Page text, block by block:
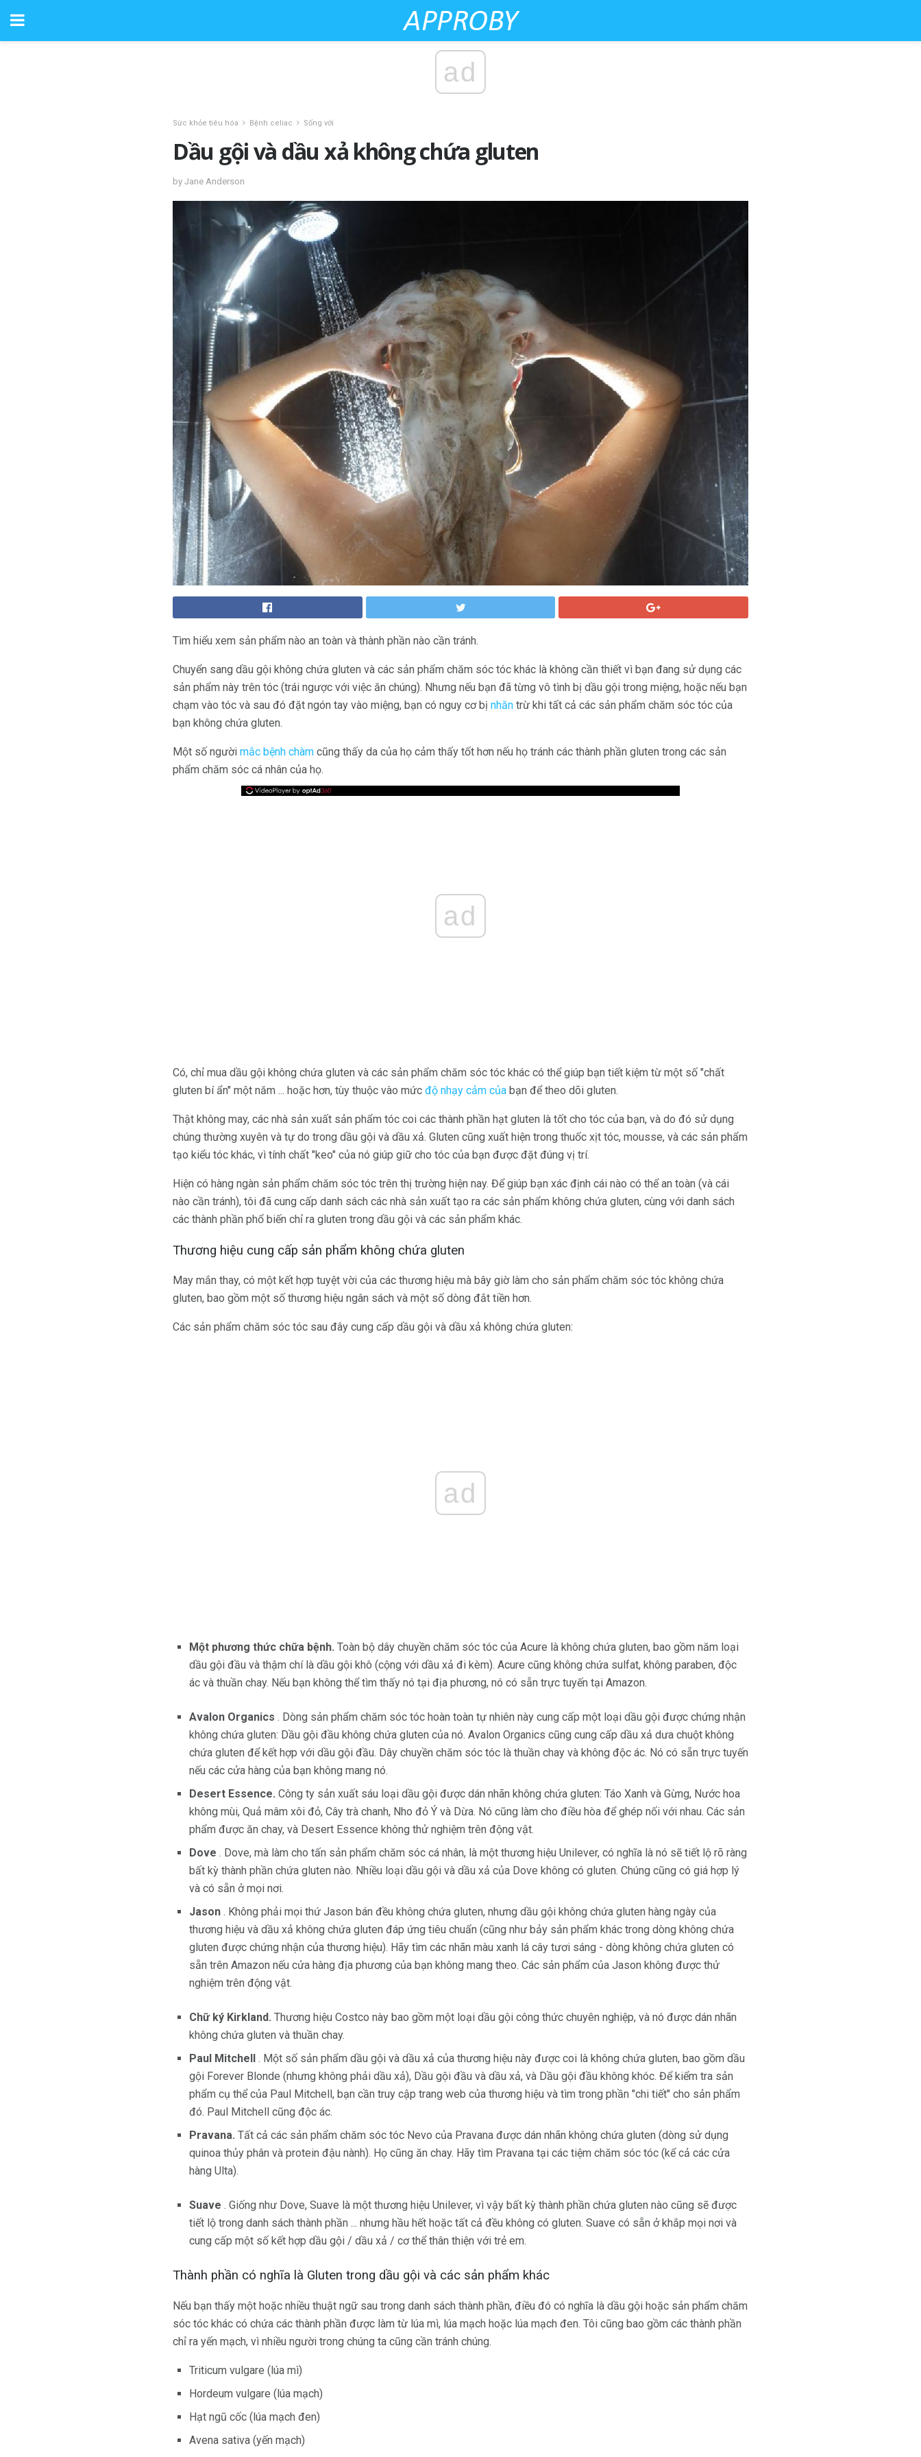
ad
Sức khỏe tiêu hóa Bệnh celiac Sống với
Dầu gội và dầu xả không chứa gluten
by Jane Anderson
Tìm hiểu xem sản phẩm nào an toàn và thành phần nào cần tránh.
Chuyển sang dầu gội không chứa gluten và các sản phẩm chăm sóc tóc khác là không cần thiết vì bạn đang sử dụng các
sản phẩm này trên tóc (trái ngược với việc ăn chúng). Nhưng nếu bạn đã từng vô tình bị dầu gội trong miệng, hoặc nếu bạn
chạm vào tóc và sau đó đặt ngón tay vào miệng, bạn có nguy cơ bị nhăn trừ khi tất cả các sản phẩm chăm sóc tóc của
bạn không chứa gluten.
Một số người mắc bệnh chàm cũng thấy da của họ cảm thấy tốt hơn nếu họ tránh các thành phần gluten trong các sản
phẩm chăm sóc cá nhân của họ.
ad
Có, chỉ mua dầu gội không chứa gluten và các sản phẩm chăm sóc tóc khác có thể giúp bạn tiết kiệm từ một số "chất
gluten bí ẩn" một năm ... hoặc hơn, tùy thuộc vào mức độ nhạy cảm của bạn để theo dõi gluten.
Thật không may, các nhà sản xuất sản phẩm tóc coi các thành phần hạt gluten là tốt cho tóc của bạn, và do đó sử dụng
chúng thường xuyên và tự do trong dầu gội và dầu xả. Gluten cũng xuất hiện trong thuốc xịt tóc, mousse, và các sản phẩm
tạo kiểu tóc khác, vì tính chất "keo" của nó giúp giữ cho tóc của bạn được đặt đúng vị trí.
Hiện có hàng ngàn sản phẩm chăm sóc tóc trên thị trường hiện nay. Để giúp bạn xác định cái nào có thể an toàn (và cái
nào cần tránh), tôi đã cung cấp danh sách các nhà sản xuất tạo ra các sản phẩm không chứa gluten, cùng với danh sách
các thành phần phổ biến chỉ ra gluten trong dầu gội và các sản phẩm khác.
Thương hiệu cung cấp sản phẩm không chứa gluten
May mắn thay, có một kết hợp tuyệt vời của các thương hiệu mà bây giờ làm cho sản phẩm chăm sóc tóc không chứa
gluten, bao gồm một số thương hiệu ngân sách và một số dòng đắt tiền hơn.
Các sản phẩm chăm sóc tóc sau đây cung cấp dầu gội và dầu xả không chứa gluten:
ad
Một phương thức chữa bệnh. Toàn bộ dây chuyền chăm sóc tóc của Acure là không chứa gluten, bao gồm năm loại
dầu gội đầu và thậm chí là dầu gội khô (cộng với dầu xả đi kèm). Acure cũng không chứa sulfat, không paraben, độc
ác và thuần chay. Nếu bạn không thể tìm thấy nó tại địa phương, nó có sẵn trực tuyến tại Amazon.
Avalon Organics . Dòng sản phẩm chăm sóc tóc hoàn toàn tự nhiên này cung cấp một loại dầu gội được chứng nhận
không chứa gluten: Dầu gội đầu không chứa gluten của nó. Avalon Organics cũng cung cấp dầu xả dưa chuột không
chứa gluten để kết hợp với dầu gội đầu. Dây chuyền chăm sóc tóc là thuần chay và không độc ác. Nó có sẵn trực tuyến
nếu các cửa hàng của bạn không mang nó.
Desert Essence. Công ty sản xuất sáu loại dầu gội được dán nhãn không chứa gluten: Táo Xanh và Gừng, Nước hoa
không mùi, Quả mâm xôi đỏ, Cây trà chanh, Nho đỏ Ý và Dừa. Nó cũng làm cho điều hòa để ghép nối với nhau. Các sản
phẩm được ăn chay, và Desert Essence không thử nghiệm trên động vật.
Dove . Dove, mà làm cho tấn sản phẩm chăm sóc cá nhân, là một thương hiệu Unilever, có nghĩa là nó sẽ tiết lộ rõ ​​ràng
bất kỳ thành phần chứa gluten nào. Nhiều loại dầu gội và dầu xả của Dove không có gluten. Chúng cũng có giá hợp lý
và có sẵn ở mọi nơi.
Jason . Không phải mọi thứ Jason bán đều không chứa gluten, nhưng dầu gội không chứa gluten hàng ngày của
thương hiệu và dầu xả không chứa gluten đáp ứng tiêu chuẩn (cũng như bảy sản phẩm khác trong dòng không chứa
gluten được chứng nhận của thương hiệu). Hãy tìm các nhãn màu xanh lá cây tươi sáng - dòng không chứa gluten có
sẵn trên Amazon nếu cửa hàng địa phương của bạn không mang theo. Các sản phẩm của Jason không được thử
nghiệm trên động vật.
Chữ ký Kirkland. Thương hiệu Costco này bao gồm một loại dầu gội công thức chuyên nghiệp, và nó được dán nhãn
không chứa gluten và thuần chay.
Paul Mitchell
. Một số sản phẩm dầu gội và dầu xả của thương hiệu này được coi là không chứa gluten, bao gồm dầu
gội Forever Blonde (nhưng không phải dầu xả), Dầu gội đầu và dầu xả, và Dầu gội đầu không khóc. Để kiểm tra sản
phẩm cụ thể của Paul Mitchell, bạn cần truy cập trang web của thương hiệu và tìm trong phần "chi tiết" cho sản phẩm
đó. Paul Mitchell cũng độc ác.
Pravana. Tất cả các sản phẩm chăm sóc tóc Nevo của Pravana được dán nhãn không chứa gluten (dòng sử dụng
quinoa thủy phân và protein đậu nành). Họ cũng ăn chay. Hãy tìm Pravana tại các tiệm chăm sóc tóc (kể cả các cửa
hàng Ulta).
Suave . Giống như Dove, Suave là một thương hiệu Unilever, vì vậy bất kỳ thành phần chứa gluten nào cũng sẽ được
tiết lộ trong danh sách thành phần ... nhưng hầu hết hoặc tất cả đều không có gluten. Suave có sẵn ở khắp mọi nơi và
cung cấp một số kết hợp dầu gội / dầu xả / cơ thể thân thiện với trẻ em.
Thành phần có nghĩa là Gluten trong dầu gội và các sản phẩm khác
Nếu bạn thấy một hoặc nhiều thuật ngữ sau trong danh sách thành phần, điều đó có nghĩa là dầu gội hoặc sản phẩm chăm
sóc tóc khác có chứa các thành phần được làm từ lúa mì, lúa mạch hoặc lúa mạch đen. Tôi cũng bao gồm các thành phần
chỉ ra yến mạch, vì nhiều người trong chúng ta cũng cần tránh chúng.
Triticum vulgare (lúa mì)
Hordeum vulgare (lúa mạch)
Hạt ngũ cốc (lúa mạch đen)
Avena sativa (yến mạch)